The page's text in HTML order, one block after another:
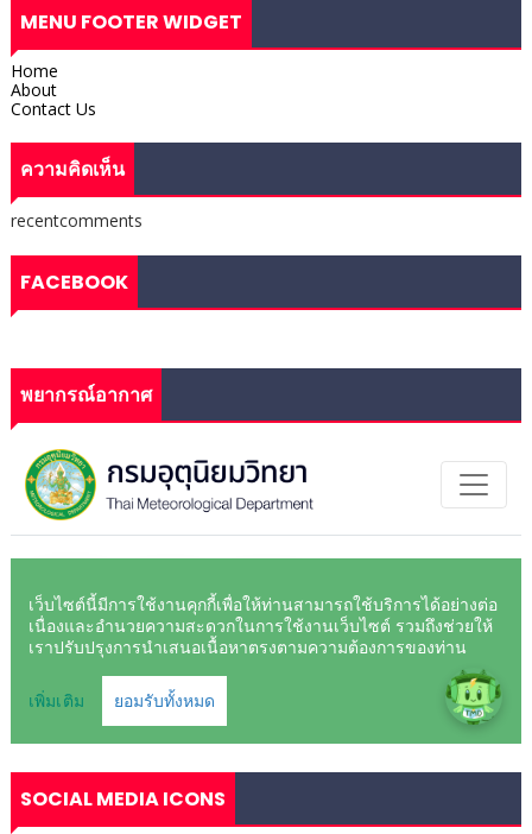
MENU FOOTER WIDGET
Home
About
Contact Us
ความคิดเห็น
recentcomments
FACEBOOK
พยากรณ์อากาศ
SOCIAL MEDIA ICONS